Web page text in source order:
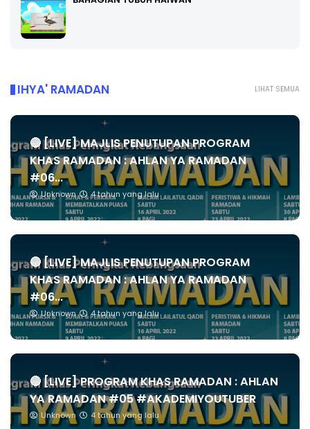
LIHAT SEMUA
IHYA' RAMADAN
🔴 [LIVE] MAJLIS PENUTUPAN PROGRAM
KHAS RAMADAN : AHLAN YA RAMADAN
#06...
Unknown 4 tahun yang lalu
🔴 [LIVE] MAJLIS PENUTUPAN PROGRAM
KHAS RAMADAN : AHLAN YA RAMADAN
#06...
Unknown 4 tahun yang lalu
🔴 [LIVE] PROGRAM KHAS RAMADAN : AHLAN
YA RAMADAN #05 #AKADEMIYOUTUBER
Unknown 4 tahun yang lalu